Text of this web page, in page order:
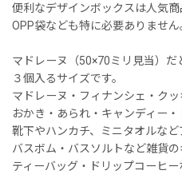
便利なデザインボックスは人気商
OPP袋なども特に必要ありません
マドレーヌ（50×70ミリ見当）だ
３個入るサイズです。
マドレーヌ・フィナンシェ・クッ
おかき・あられ・キャンディー・
靴下やハンカチ、ミニタオルなど
バスボム・バスソルトなど雑貨の
ティーバッグ・ドリップコーヒー